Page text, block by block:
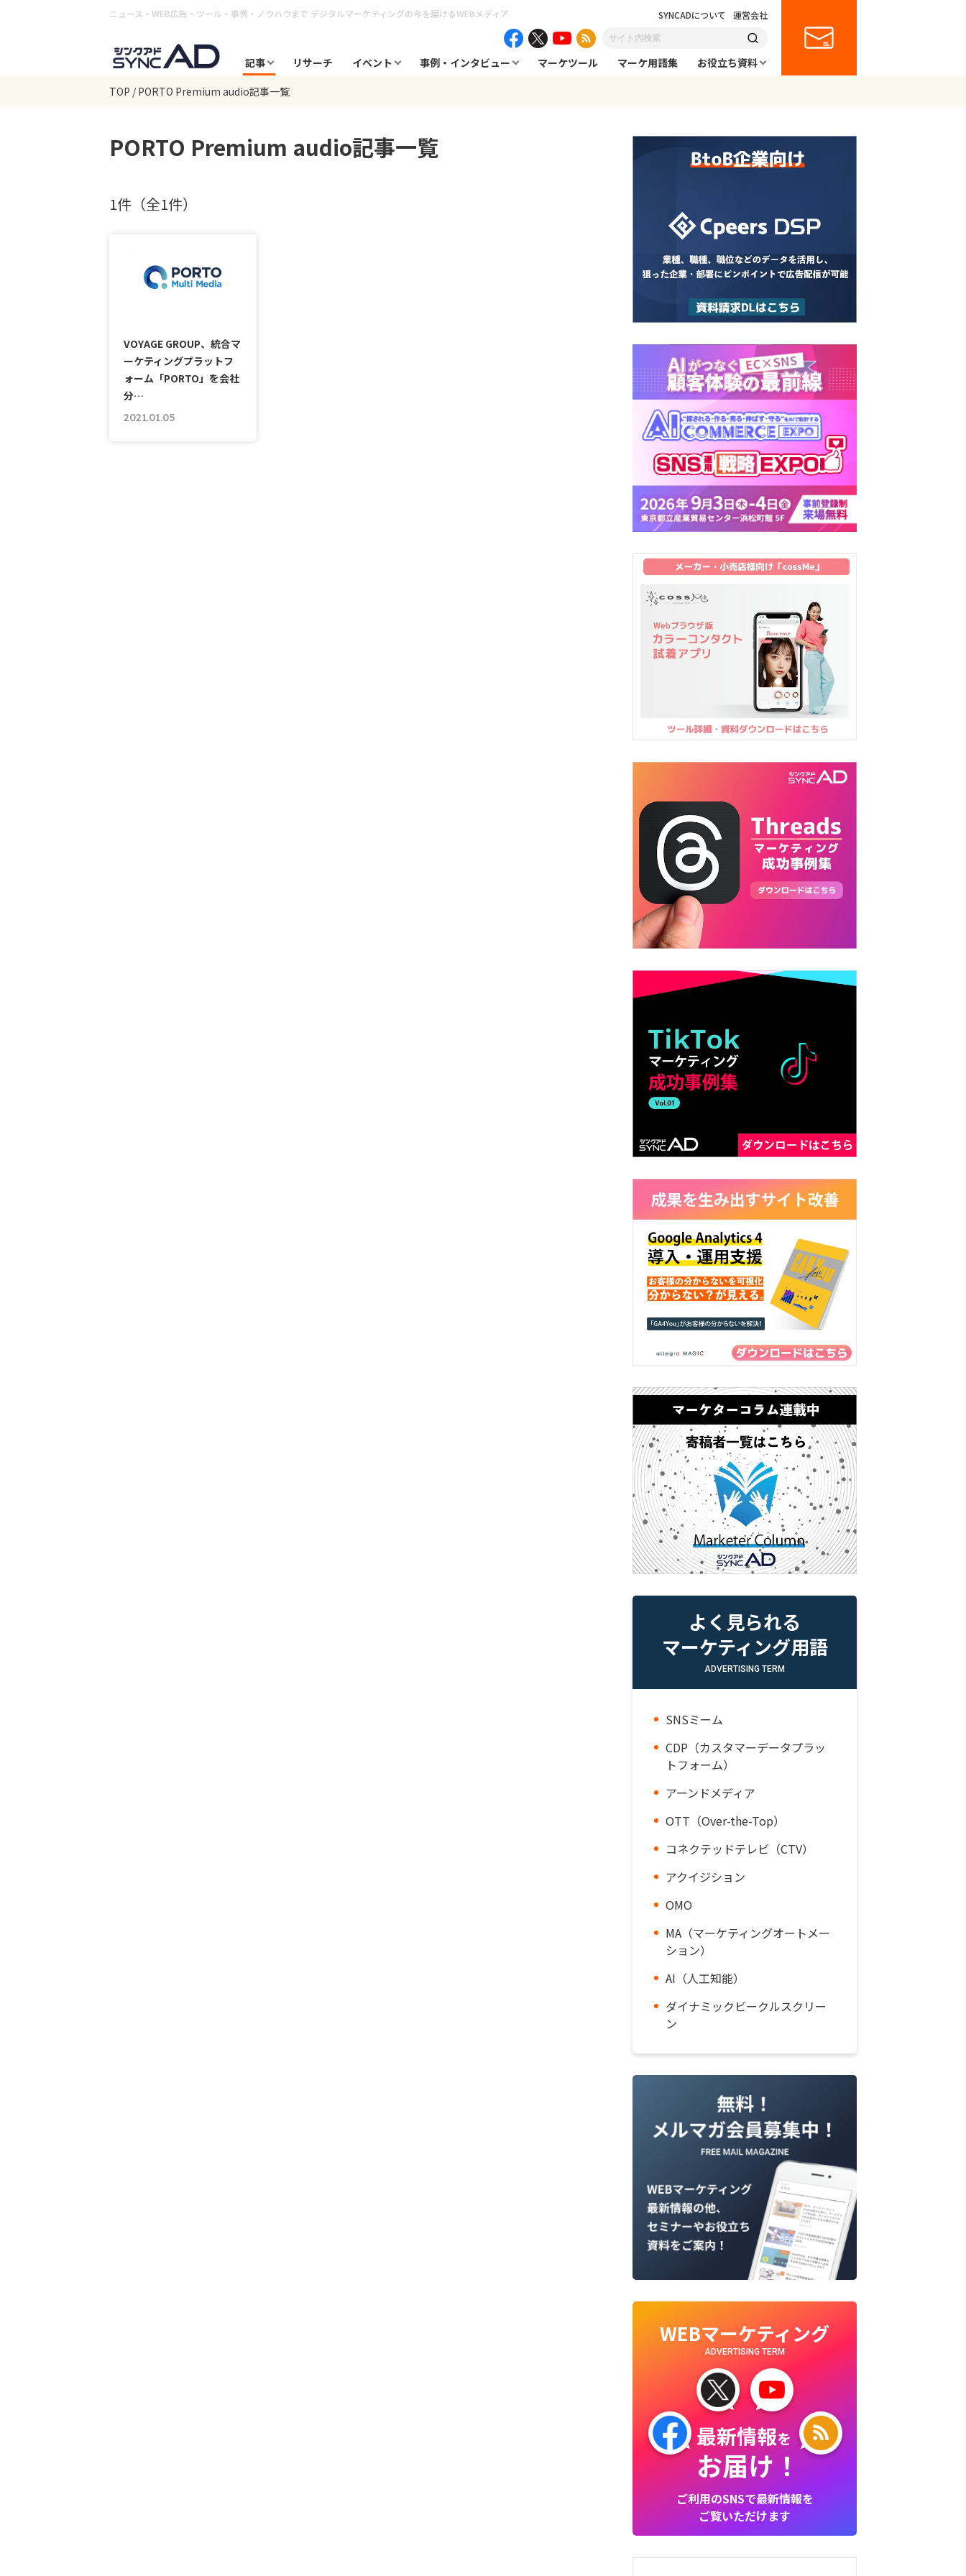
ニュース・WEB広告・ツール・事例・ノウハウまで デジタルマーケティングの今を届けるWEBメディア SYNCADについて 運営会社
記事 リサーチ イベント 事例・インタビュー マーケツール マーケ用語集
お役立ち資料
TOP
PORTO Premium audio記事一覧
PORTO Premium audio記事一覧
1件（全1件）
VOYAGE GROUP、統合マ
ーケティングプラットフ
ォーム「PORTO」を会社
分…
2021.01.05
よく見られる
マーケティング用語
ADVERTISING TERM
SNSミーム
CDP（カスタマーデータプラッ
トフォーム）
アーンドメディア
OTT（Over-the-Top）
コネクテッドテレビ（CTV）
アクイジション
OMO
MA（マーケティングオートメー
ション）
AI（人工知能）
ダイナミックビークルスクリー
ン
WEBマーケティング
ADVERTISING TERM
最新情報を
お届け！
ご利用のSNSで最新情報を
ご覧いただけます